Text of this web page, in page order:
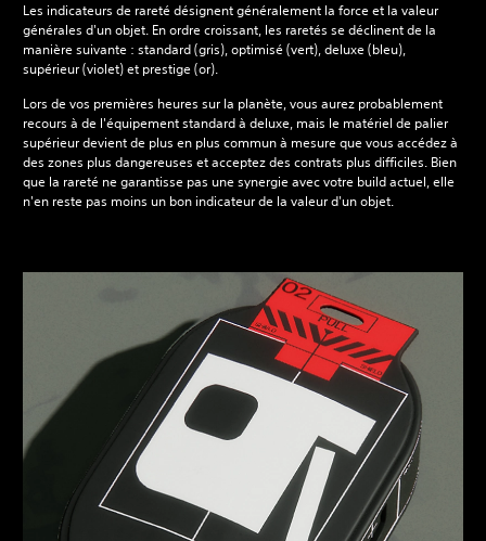
Les indicateurs de rareté désignent généralement la force et la valeur
générales d'un objet. En ordre croissant, les raretés se déclinent de la
manière suivante : standard (gris), optimisé (vert), deluxe (bleu),
supérieur (violet) et prestige (or).
Lors de vos premières heures sur la planète, vous aurez probablement
recours à de l'équipement standard à deluxe, mais le matériel de palier
supérieur devient de plus en plus commun à mesure que vous accédez à
des zones plus dangereuses et acceptez des contrats plus difficiles. Bien
que la rareté ne garantisse pas une synergie avec votre build actuel, elle
n'en reste pas moins un bon indicateur de la valeur d'un objet.